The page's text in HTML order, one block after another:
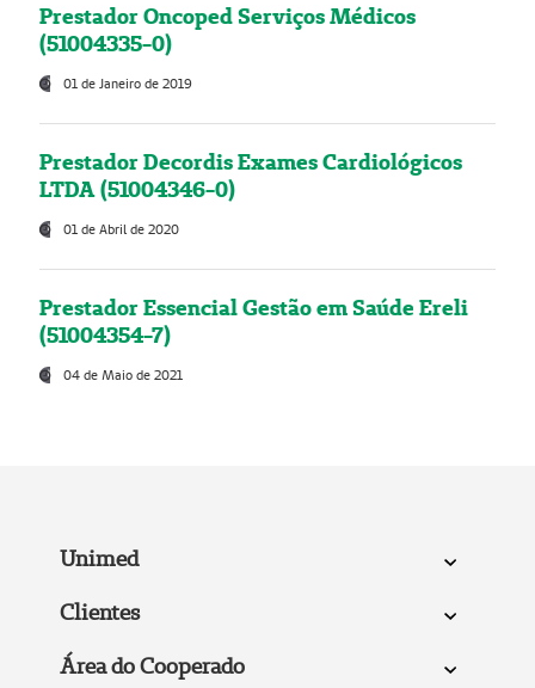
Prestador Oncoped Serviços Médicos
(51004335-0)
01 de Janeiro de 2019
Prestador Decordis Exames Cardiológicos
LTDA (51004346-0)
01 de Abril de 2020
Prestador Essencial Gestão em Saúde Ereli
(51004354-7)
04 de Maio de 2021
Unimed
Clientes
Área do Cooperado